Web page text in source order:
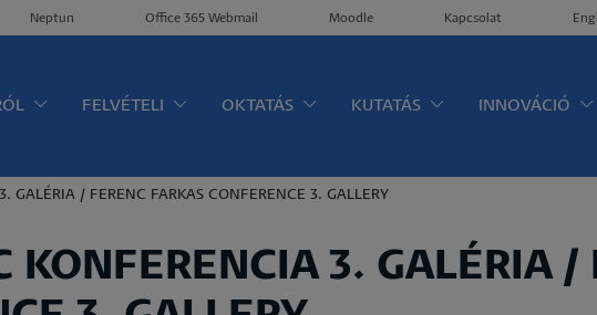
Neptun Office 365 Webmail Moodle Kapcsolat
FELVÉTELI OKTATÁS KUTATÁS INNOVÁCIÓ
GALÉRIA / FERENC FARKAS CONFERENCE 3. GALLERY
KONFERENCIA 3. GALÉRIA /